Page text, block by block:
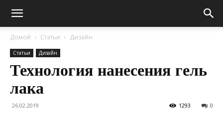
Домой Статьи Дизайн
Статьи Дизайн
Технология нанесения гель
лака
26.02.2019 0
1293